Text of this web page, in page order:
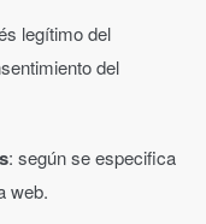
legítimo del
del
: según se especifica
web.